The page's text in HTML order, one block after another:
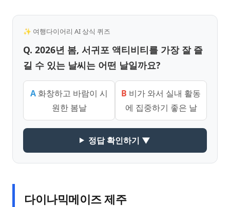
✨ 여행다이어리 AI 상식 퀴즈
Q. 2026년 봄, 서귀포 액티비티를 가장 잘 즐
길 수 있는 날씨는 어떤 날일까요?
A 화창하고 바람이 시
원한 봄날
B 비가 와서 실내 활동
에 집중하기 좋은 날
정답 확인하기 ▼
다이나믹메이즈 제주